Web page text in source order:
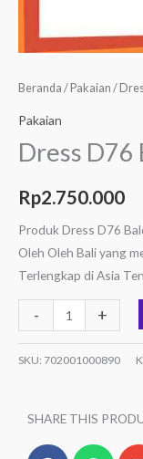
Beranda / Pakaian /
Pakaian
Dress D76
Rp2.750.000
Produk Dress D76
Oleh Oleh Bali yang
Terlengkap di Asia
- +
SKU: 702001000890
SHARE THIS